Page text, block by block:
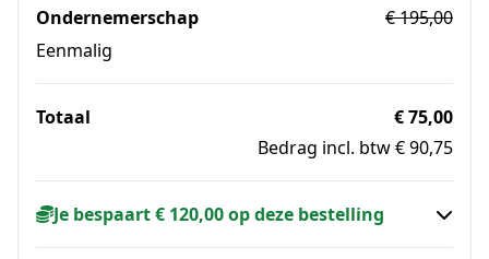
Ondernemerschap
Eenmalig
€ 195,00
Totaal
€ 75,00
Bedrag incl. btw € 90,75
Je bespaart € 120,00 op deze bestelling